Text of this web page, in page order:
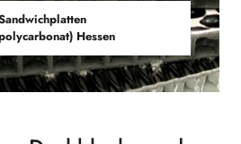
Hessen